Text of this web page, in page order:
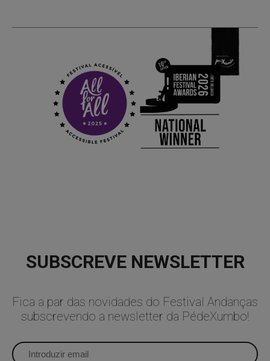
SUBSCREVE NEWSLETTER
Fica a par das novidades do Festival Andanças
subscrevendo a newsletter da PédeXumbo!